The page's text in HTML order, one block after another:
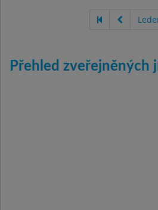
Přehled zveřejněných